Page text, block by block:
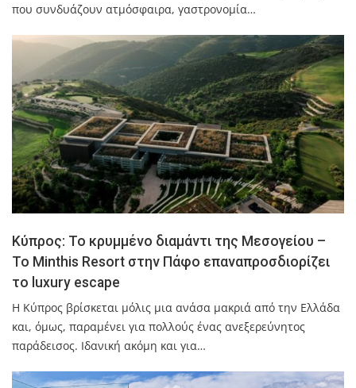
που συνδυάζουν ατμόσφαιρα, γαστρονομία…
Κύπρος: Το κρυμμένο διαμάντι της Μεσογείου –
Το Minthis Resort στην Πάφο επαναπροσδιορίζει
το luxury escape
Η Κύπρος βρίσκεται μόλις μια ανάσα μακριά από την Ελλάδα
και, όμως, παραμένει για πολλούς ένας ανεξερεύνητος
παράδεισος. Ιδανική ακόμη και για…